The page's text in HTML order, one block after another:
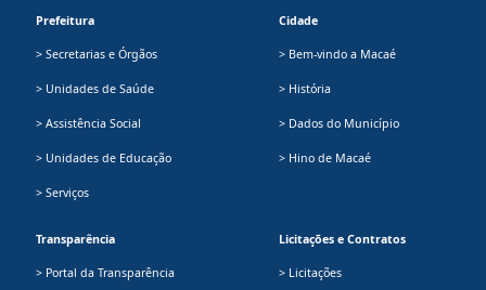
Prefeitura
> Secretarias e Órgãos
> Unidades de Saúde
> Assistência Social
> Unidades de Educação
> Serviços
Cidade
> Bem-vindo a Macaé
> História
> Dados do Município
> Hino de Macaé
Transparência
> Portal da Transparência
Licitações e Contratos
> Licitações